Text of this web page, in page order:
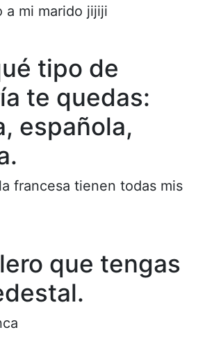
a mi marido jijiji
tipo de
te quedas:
española,
francesa tienen todas mis
que tengas